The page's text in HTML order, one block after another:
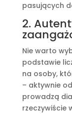
pasujących
2.
Nie warto
podstawie
na osoby,
– aktywnie
prowadzą
rzeczywiście